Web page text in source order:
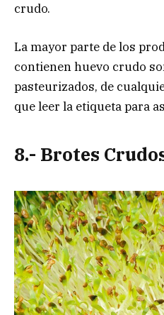
crudo.
La mayor parte de los
contienen huevo crudo
pasteurizados, de
que leer la etiqueta para
8.- Brotes